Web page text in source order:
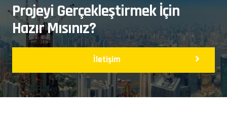
Projeyi Gerçekleştirmek İçin
Hazır Mısınız?
İletişim